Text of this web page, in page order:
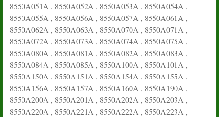
8550A051A , 8550A052A , 8550A053A , 8550A054A ,
8550A055A , 8550A056A , 8550A057A , 8550A061A ,
8550A062A , 8550A063A , 8550A070A , 8550A071A ,
8550A072A , 8550A073A , 8550A074A , 8550A075A ,
8550A080A , 8550A081A , 8550A082A , 8550A083A ,
8550A084A , 8550A085A , 8550A100A , 8550A101A ,
8550A150A , 8550A151A , 8550A154A , 8550A155A ,
8550A156A , 8550A157A , 8550A160A , 8550A190A ,
8550A200A , 8550A201A , 8550A202A , 8550A203A ,
8550A220A , 8550A221A , 8550A222A , 8550A223A ,